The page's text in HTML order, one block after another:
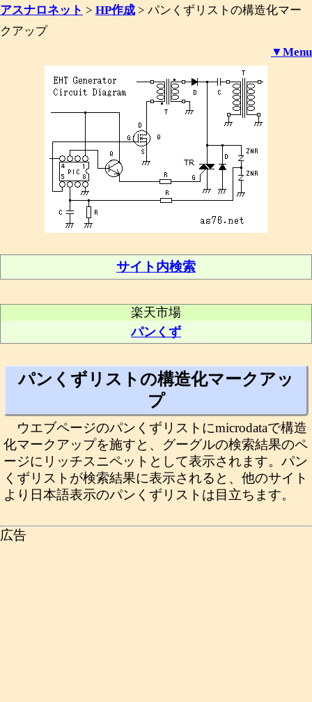
アスナロネット > HP作成 > パンくずリストの構造化マー
クアップ
▼Menu
サイト内検索
楽天市場
パンくず
パンくずリストの構造化マークアッ
プ
ウエブページのパンくずリストにmicrodataで構造
化マークアップを施すと、グーグルの検索結果のペ
ージにリッチスニペットとして表示されます。パン
くずリストが検索結果に表示されると、他のサイト
より日本語表示のパンくずリストは目立ちます。
広告